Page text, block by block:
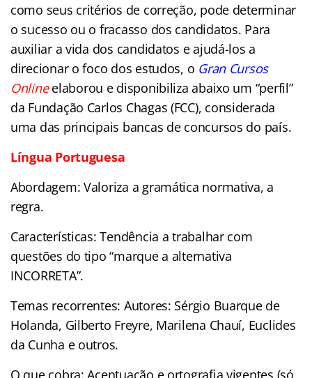
como seus critérios de correção, pode determinar
o sucesso ou o fracasso dos candidatos. Para
auxiliar a vida dos candidatos e ajudá-los a
direcionar o foco dos estudos, o Gran Cursos
Online elaborou e disponibiliza abaixo um “perfil”
da Fundação Carlos Chagas (FCC), considerada
uma das principais bancas de concursos do país.
Língua Portuguesa
Abordagem: Valoriza a gramática normativa, a
regra.
Características: Tendência a trabalhar com
questões do tipo “marque a alternativa
INCORRETA”.
Temas recorrentes: Autores: Sérgio Buarque de
Holanda, Gilberto Freyre, Marilena Chauí, Euclides
da Cunha e outros.
O que cobra: Acentuação e ortografia vigentes (só